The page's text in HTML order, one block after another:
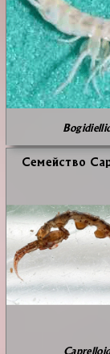
Се­мей­ство